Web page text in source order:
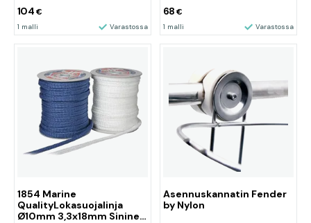
104 €
1 malli Varastossa
68€
1 malli Varastossa
1854 Marine
QualityLokasuojalinja
Ø10mm 3,3x18mm Sininen
Asennuskannatin Fender
by Nylon